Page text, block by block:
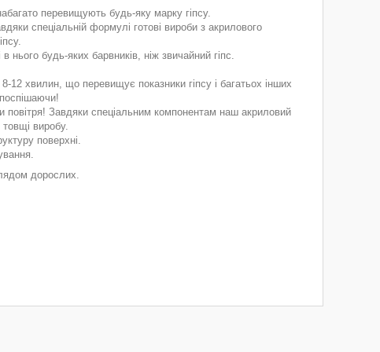
перевищують будь-яку марку гіпсу.
спеціальній формулі готові вироби з акрилового
будь-яких барвників, ніж звичайний гіпс.
12 хвилин, що перевищує показники гіпсу і багатьох інших
Завдяки спеціальним компонентам наш акриловий
виробу.
поверхні.
дорослих.